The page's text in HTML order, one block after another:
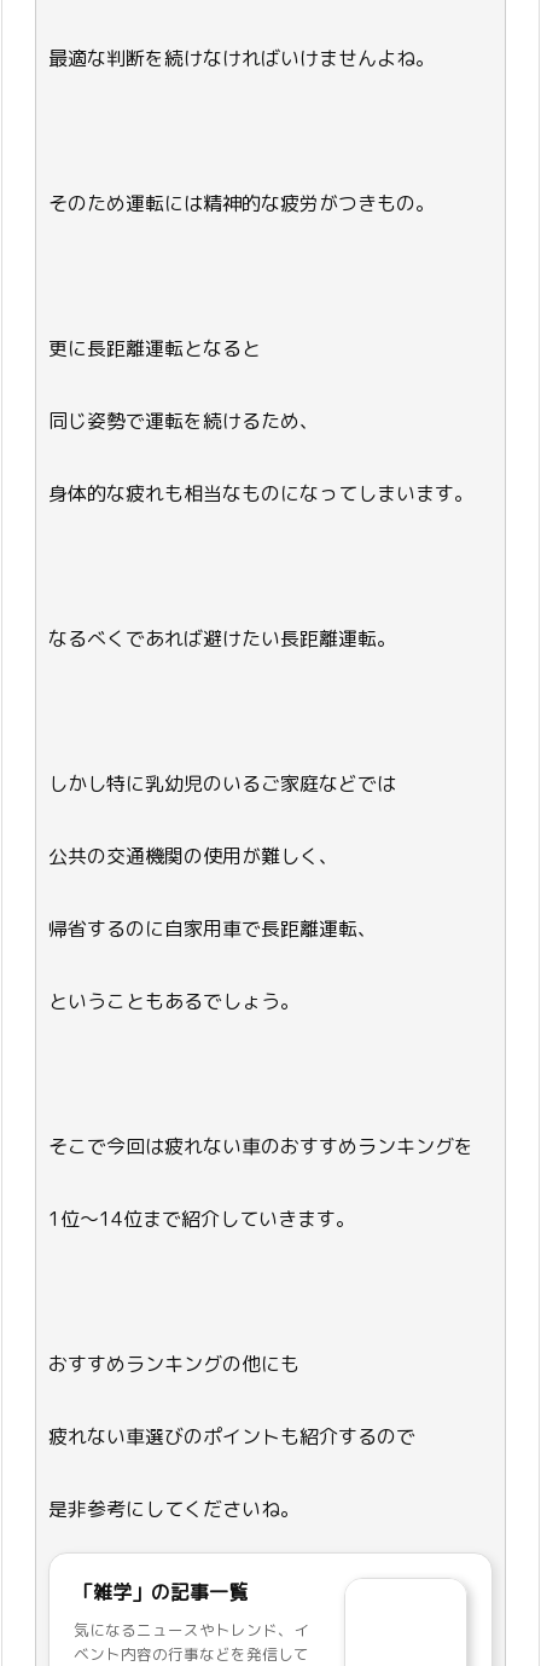
最適な判断を続けなければいけませんよね。
そのため運転には精神的な疲労がつきもの。
更に長距離運転となると
同じ姿勢で運転を続けるため、
身体的な疲れも相当なものになってしまいます。
なるべくであれば避けたい長距離運転。
しかし特に乳幼児のいるご家庭などでは
公共の交通機関の使用が難しく、
帰省するのに自家用車で長距離運転、
ということもあるでしょう。
そこで今回は疲れない車のおすすめランキングを
1位～14位まで紹介していきます。
おすすめランキングの他にも
疲れない車選びのポイントも紹介するので
是非参考にしてくださいね。
「雑学」の記事一覧
気になるニュースやトレンド、イ
ベント内容の行事などを発信して